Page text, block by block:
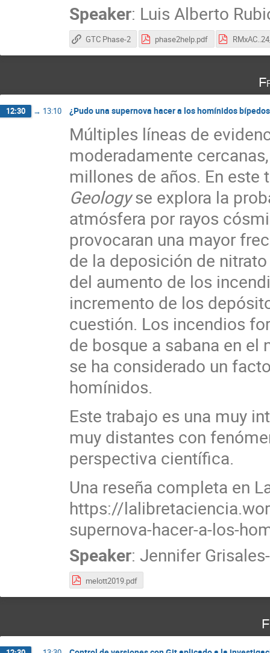
Speaker: Luis Alberto
GTC Phase-2 phase2help.pdf
12:30 → 13:10 ¿Pudo una supernova hacer a los homínidos
Múltiples líneas de
moderadamente
millones de años. En
Geologyse explora la
atmósfera por rayos
provocaran una mayor
de la deposición de
del aumento de los
incremento de los
cuestión. Los incendios
de bosque a sabana en
se ha considerado un
homínidos.
Este trabajo es una muy
muy distantes con
perspectiva científica.
Una reseña completa en
https://
supernova-hacer-a-los-
Speaker: Jennifer
melott2019.pdf